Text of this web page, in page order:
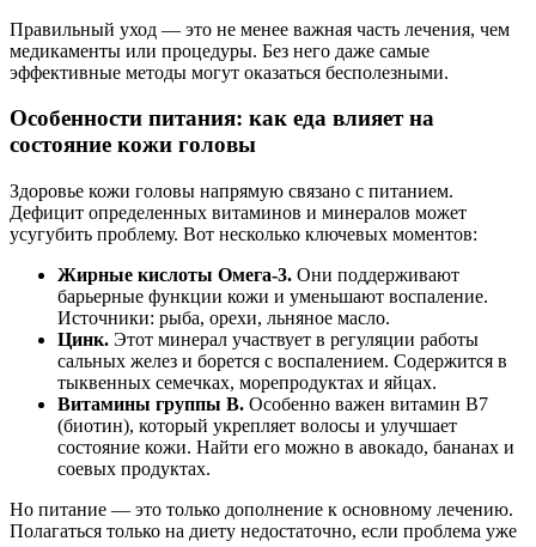
Правильный уход — это не менее важная часть лечения, чем
медикаменты или процедуры. Без него даже самые
эффективные методы могут оказаться бесполезными.
Особенности питания: как еда влияет на
состояние кожи головы
Здоровье кожи головы напрямую связано с питанием.
Дефицит определенных витаминов и минералов может
усугубить проблему. Вот несколько ключевых моментов:
Жирные кислоты Омега-3. Они поддерживают
барьерные функции кожи и уменьшают воспаление.
Источники: рыба, орехи, льняное масло.
Цинк. Этот минерал участвует в регуляции работы
сальных желез и борется с воспалением. Содержится в
тыквенных семечках, морепродуктах и яйцах.
Витамины группы В. Особенно важен витамин В7
(биотин), который укрепляет волосы и улучшает
состояние кожи. Найти его можно в авокадо, бананах и
соевых продуктах.
Но питание — это только дополнение к основному лечению.
Полагаться только на диету недостаточно, если проблема уже